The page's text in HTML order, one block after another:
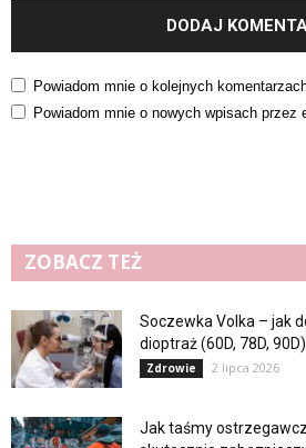
Powiadom mnie o kolejnych
Powiadom mnie o nowych wpisach przez
ZOBACZ TEŻ
Soczewka Volka – jak
dioptraż (60D, 78D, 90D)
Zdrowie 2 lipca 2026
Jak taśmy